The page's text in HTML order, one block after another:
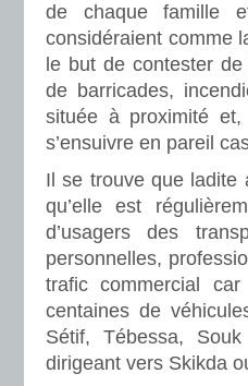
de chaque famille
considéraient comme
le but de contester
de barricades,
située à proximité
s’ensuivre en pareil
Il se trouve que ladite
qu’elle est
d’usagers des
personnelles,
trafic commercial
centaines de
Sétif, Tébessa,
dirigeant vers Skikda